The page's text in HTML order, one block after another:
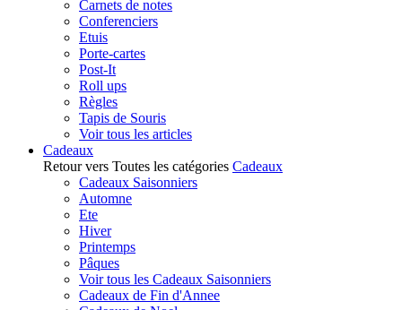
Carnets de notes
Conferenciers
Etuis
Porte-cartes
Post-It
Roll ups
Règles
Tapis de Souris
Voir tous les articles
Cadeaux
Retour vers Toutes les catégories Cadeaux
Cadeaux Saisonniers
Automne
Ete
Hiver
Printemps
Pâques
Voir tous les Cadeaux Saisonniers
Cadeaux de Fin d'Annee